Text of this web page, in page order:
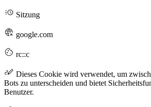
Sitzung
google.com
rc::c
Dieses Cookie wird verwendet, um
Bots zu unterscheiden und bietet
Benutzer.